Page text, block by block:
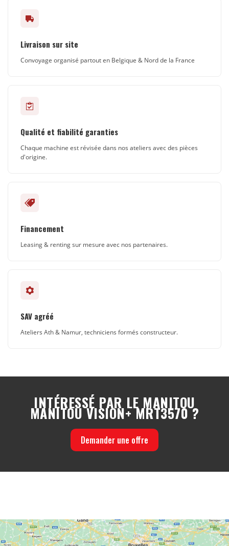
Livraison sur site
Convoyage organisé partout en Belgique & Nord de la France
Qualité et fiabilité garanties
Chaque machine est révisée dans nos ateliers avec des pièces
d'origine.
Financement
Leasing & renting sur mesure avec nos partenaires.
SAV agréé
Ateliers Ath & Namur, techniciens formés constructeur.
INTÉRESSÉ PAR LE MANITOU
MANITOU VISION+ MRT3570 ?
Demander une offre